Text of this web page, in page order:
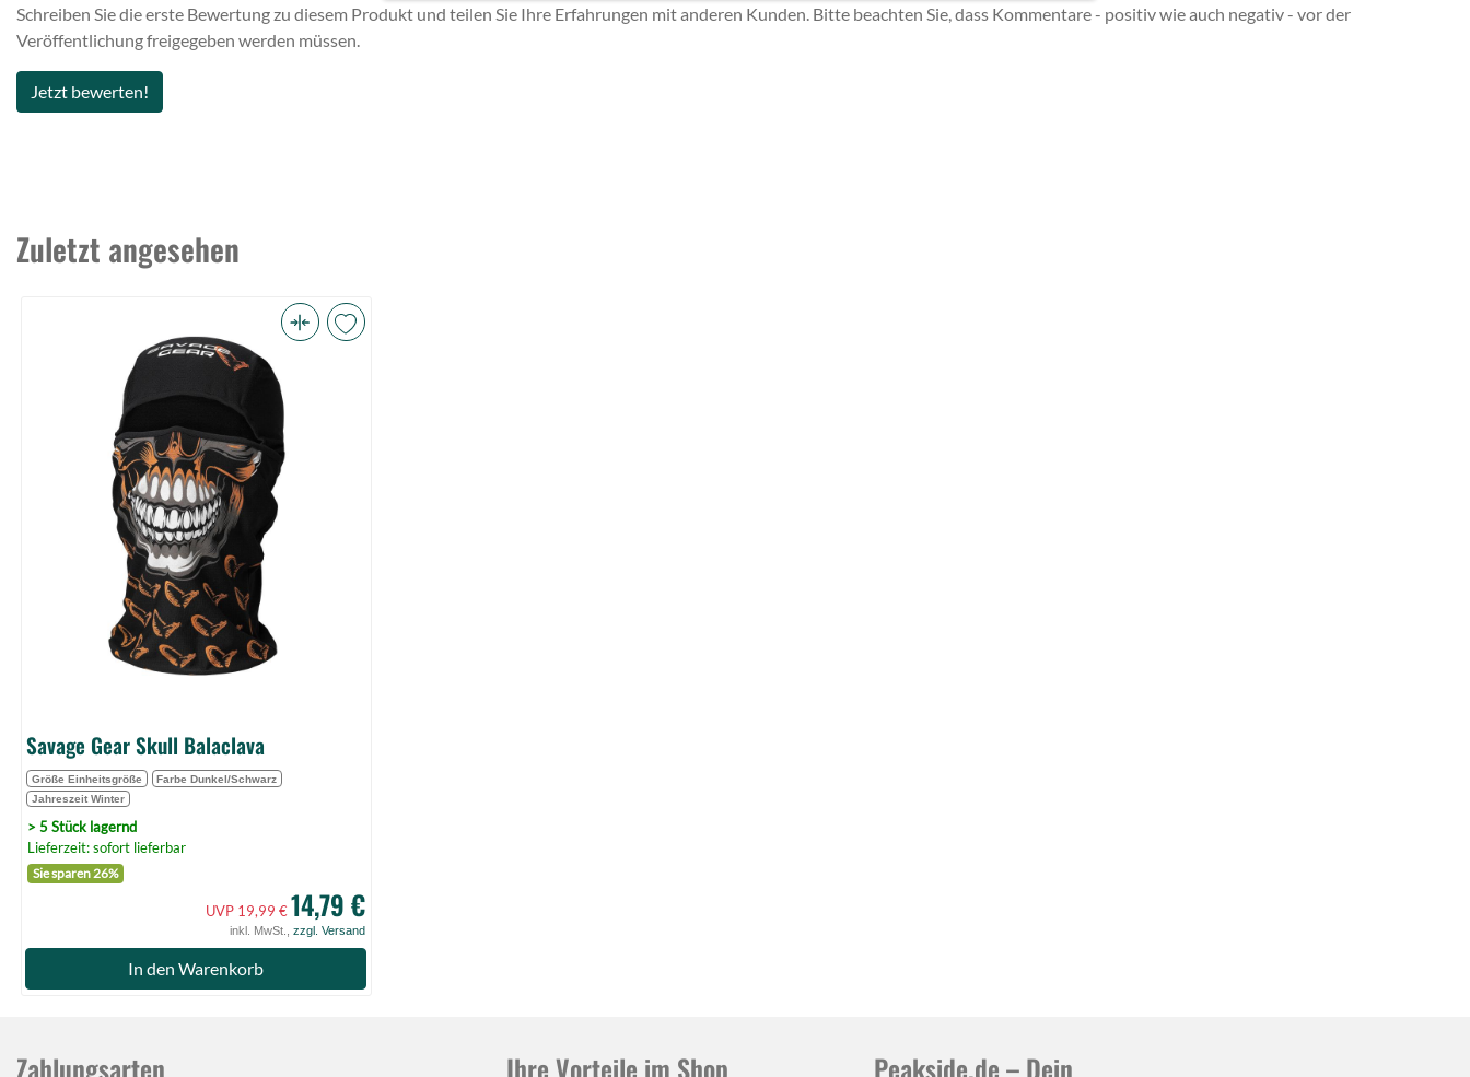
Schreiben Sie die erste Bewertung zu diesem Produkt und teilen Sie Ihre Erfahrungen mit anderen Kunden. Bitte beachten Sie, dass Kommentare - positiv wie auch negativ - vor der
Veröffentlichung freigegeben werden müssen.
Jetzt bewerten!
Zuletzt angesehen
Savage Gear Skull Balaclava
Größe Einheitsgröße
Farbe Dunkel/Schwarz
Jahreszeit Winter
> 5 Stück lagernd
Lieferzeit: sofort lieferbar
Sie sparen 26%
UVP 19,99 €14,79 €
inkl. MwSt., zzgl. Versand
In den Warenkorb
Zahlungsarten Ihre Vorteile im Shop Peakside.de – Dein